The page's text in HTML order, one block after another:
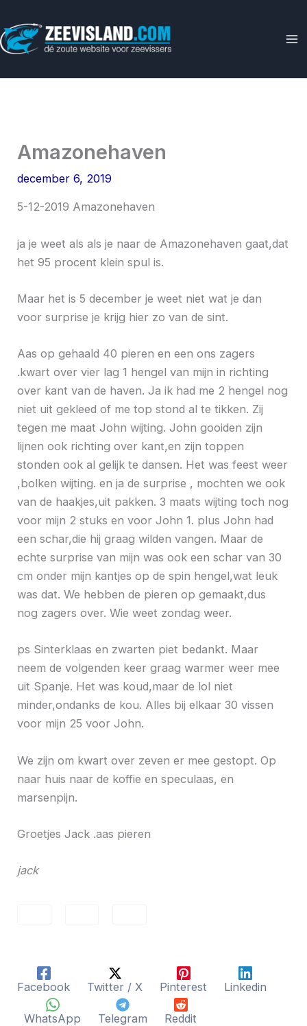
naar
de
Amazonehaven
december 6, 2019
5-12-2019 Amazonehaven
ja je weet als als je naar de Amazonehaven gaat,dat
het 95 procent klein spul is.
Maar het is 5 december je weet niet wat je dan
voor surprise je krijg hier zo van de sint.
Aas op gehaald 40 pieren en een ons zagers
.kwart over vier lag 1 hengel van mijn in richting
over kant van de haven. Ja ik had me 2 hengel nog
niet uit gekleed of me top stond al te tikken. Zij
tegen me maat John wijting. John gooiden zijn
lijnen ook richting over kant,en zijn toppen
stonden ook al gelijk te dansen. Het was feest weer
,bolken wijting. en ja de surprise , mochten we ook
van de haakjes,uit pakken. 3 maats wijting toch nog
voor mijn 2 stuks en voor John 1. plus John had
een schar,die hij graag wilden vangen. Maar de
echte surprise van mijn was ook een schar van 30
cm onder mijn kantjes op de spin hengel,wat leuk
was dat. We hebben de pieren op gemaakt,dus
nog zagers over. Wie weet zondag weer.
ps Sinterklaas en zwarten piet bedankt. Maar
neem de volgenden keer graag warmer weer mee
uit Spanje. Het was koud,maar de lol niet
minder,ondanks de kou. Alles bij elkaar 30 vissen
voor mijn 25 voor John.
We zijn om kwart over zeven er mee gestopt. Op
naar huis naar de koffie en speculaas, en
marsenpijn.
Groetjes Jack .aas pieren
jack
Facebook Twitter / X Pinterest Linkedin
WhatsApp Telegram Reddit